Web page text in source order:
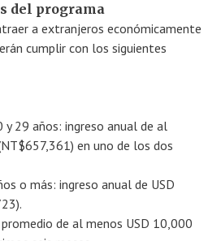
del programa
a extranjeros económicamente
cumplir con los siguientes
29 años: ingreso anual de al
en uno de los dos
o más: ingreso anual de USD
promedio de al menos USD 10,000